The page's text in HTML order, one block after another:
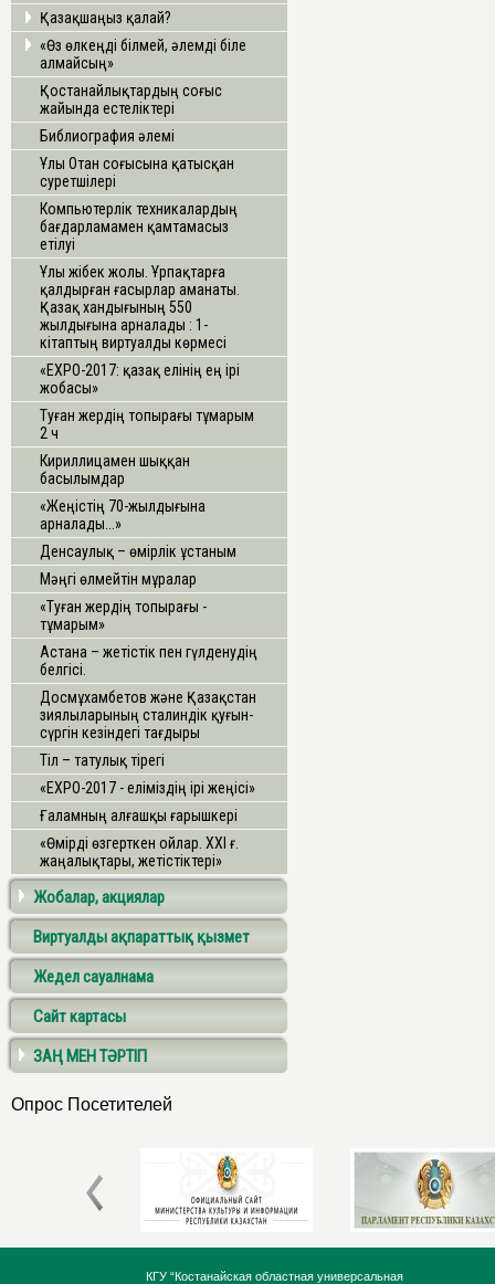
Қазақшаңыз қалай?
«Өз өлкеңді білмей, әлемді біле
алмайсың»
Қостанайлықтардың соғыс
жайында естеліктері
Библиография әлемі
Ұлы Отан соғысына қатысқан
суретшілері
Компьютерлік техникалардың
бағдарламамен қамтамасыз
етілуі
Ұлы жібек жолы. Ұрпақтарға
қалдырған ғасырлар аманаты.
Қазақ хандығының 550
жылдығына арналады : 1-
кітаптың виртуалды көрмесі
«ЕХРО-2017: қазақ елінің ең ірі
жобасы»
Туған жердің топырағы тұмарым
2 ч
Кириллицамен шыққан
басылымдар
«Жеңістің 70-жылдығына
арналады...»
Денсаулық – өмірлік ұстаным
Мәңгі өлмейтін мұралар
«Туған жердің топырағы -
тұмарым»
Астана – жетістік пен гүлденудің
белгісі.
Досмұхамбетов және Қазақстан
зиялыларының сталиндік қуғын-
сүргін кезіндегі тағдыры
Тіл – татулық тірегі
«ЕХРО-2017 - еліміздің ірі жеңісі»
Ғаламның алғашқы ғарышкері
«Өмірді өзгерткен ойлар. ХХІ ғ.
жаңалықтары, жетістіктері»
Жобалар, акциялар
Виртуалды ақпараттық қызмет
Жедел сауалнама
Сайт картасы
ЗАҢ МЕН ТӘРТІП
Опрос Посетителей
КГУ “Костанайская областная универсальная